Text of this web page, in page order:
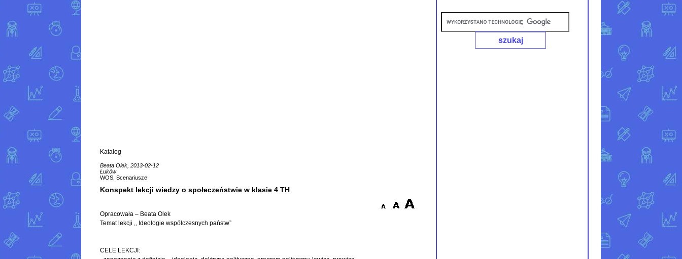
Katalog
Beata Olek, 2013-02-12
Łuków
WOS, Scenariusze
Konspekt lekcji wiedzy o społeczeństwie w klasie 4 TH
Opracowała – Beata Olek
Temat lekcji ,, Ideologie współczesnych państw”
CELE LEKCJI: